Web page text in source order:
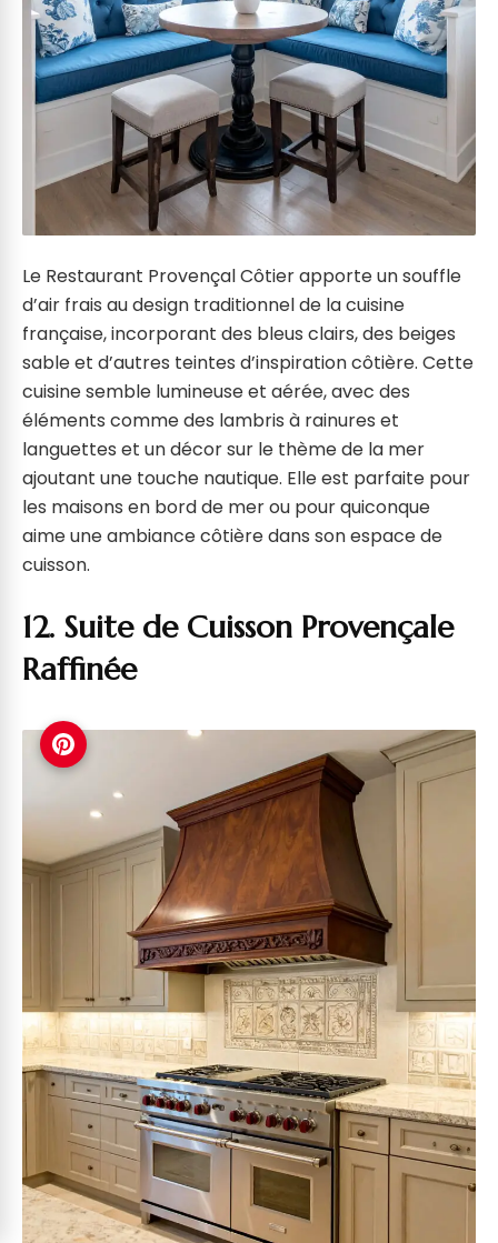
Le Restaurant Provençal Côtier apporte un souffle
d’air frais au design traditionnel de la cuisine
française, incorporant des bleus clairs, des beiges
sable et d’autres teintes d’inspiration côtière. Cette
cuisine semble lumineuse et aérée, avec des
éléments comme des lambris à rainures et
languettes et un décor sur le thème de la mer
ajoutant une touche nautique. Elle est parfaite pour
les maisons en bord de mer ou pour quiconque
aime une ambiance côtière dans son espace de
cuisson.
12. Suite de Cuisson Provençale
Raffinée